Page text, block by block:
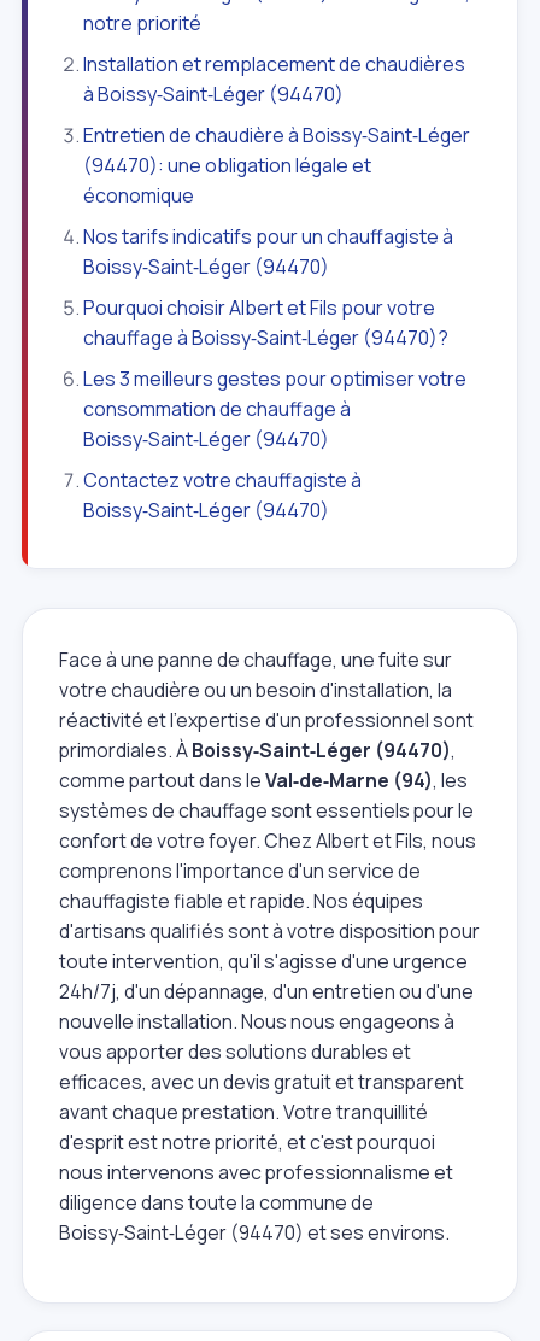
notre priorité
Installation et remplacement de chaudières
à Boissy‑Saint‑Léger (94470)
Entretien de chaudière à Boissy‑Saint‑Léger
(94470): une obligation légale et
économique
Nos tarifs indicatifs pour un chauffagiste à
Boissy‑Saint‑Léger (94470)
Pourquoi choisir Albert et Fils pour votre
chauffage à Boissy‑Saint‑Léger (94470)?
Les 3 meilleurs gestes pour optimiser votre
consommation de chauffage à
Boissy‑Saint‑Léger (94470)
Contactez votre chauffagiste à
Boissy‑Saint‑Léger (94470)
Face à une panne de chauffage, une fuite sur
votre chaudière ou un besoin d'installation, la
réactivité et l'expertise d'un professionnel sont
primordiales. ÀBoissy‑Saint‑Léger (94470),
comme partout dans leVal‑de‑Marne (94), les
systèmes de chauffage sont essentiels pour le
confort de votre foyer. Chez Albert et Fils, nous
comprenons l'importance d'un service de
chauffagiste fiable et rapide. Nos équipes
d'artisans qualifiés sont à votre disposition pour
toute intervention, qu'il s'agisse d'une urgence
24h/7j, d'un dépannage, d'un entretien ou d'une
nouvelle installation. Nous nous engageons à
vous apporter des solutions durables et
efficaces, avec un devis gratuit et transparent
avant chaque prestation. Votre tranquillité
d'esprit est notre priorité, et c'est pourquoi
nous intervenons avec professionnalisme et
diligence dans toute la commune de
Boissy‑Saint‑Léger (94470) et ses environs.